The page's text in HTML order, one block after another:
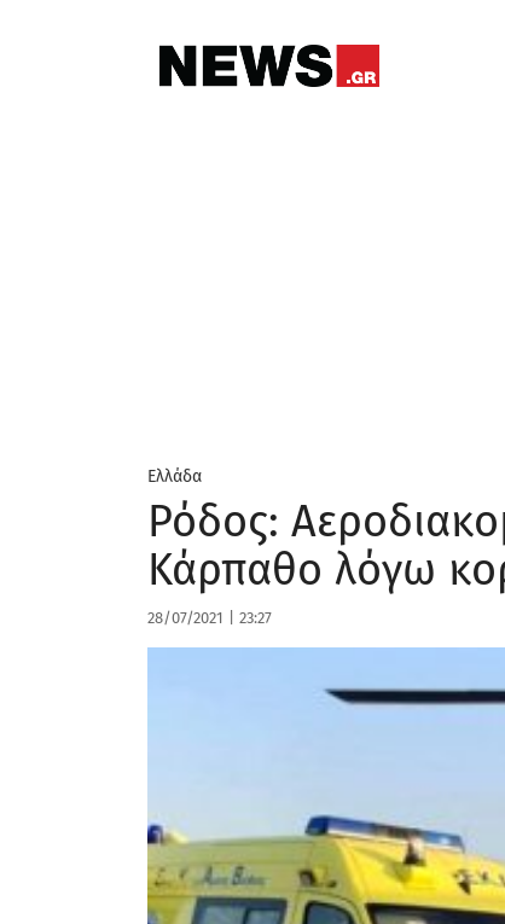
Ελλάδα
Ρόδος:
Κάρπαθο λόγω
28/07/2021 23:27